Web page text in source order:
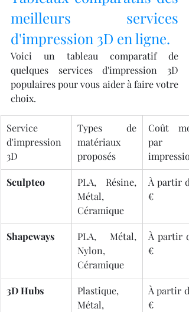
meilleurs services
d'impression 3D en ligne.
Voici un tableau comparatif de
quelques services d'impression 3D
populaires pour vous aider à faire votre
choix.
Service
d'impression
3D
Types de
matériaux
proposés
Coût
par
Sculpteo
PLA, Résine,
Métal,
Céramique
À partir
€
Shapeways
PLA, Métal,
Nylon,
Céramique
À partir
€
3D Hubs
Plastique,
Métal,
À partir
€